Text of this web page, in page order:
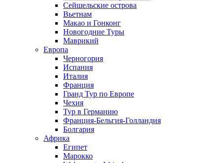
Сейшельские острова
Вьетнам
Макао и Гонконг
Новогодние Туры
Маврикий
Европа
Черногория
Испания
Италия
Франция
Гранд Тур по Европе
Чехия
Тур в Германию
Франция-Бельгия-Голландия
Болгария
Африка
Египет
Марокко